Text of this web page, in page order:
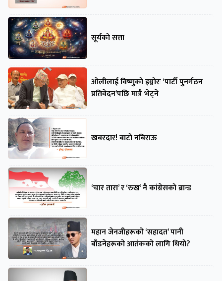
सूर्यको सत्ता
ओलीलाई विष्णुको इग्नोरः ‘पार्टी पुनर्गठन
प्रतिवेदन’पछि मात्रै भेट्ने
खबरदार! बाटो नबिराऊ
‘चार तारा’ र ‘रुख’ नै कांग्रेसको ब्रान्ड
महान जेनजीहरूको ‘सहादत’ पानी
बाँडनेहरूको आतंकको लागि थियो?